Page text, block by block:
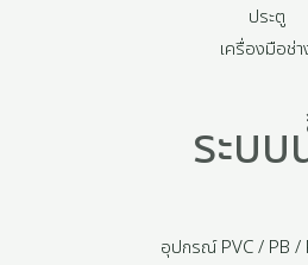
ประตู
เครื่องมือช่า
ระบบ
อุปกรณ์ PVC / PB /